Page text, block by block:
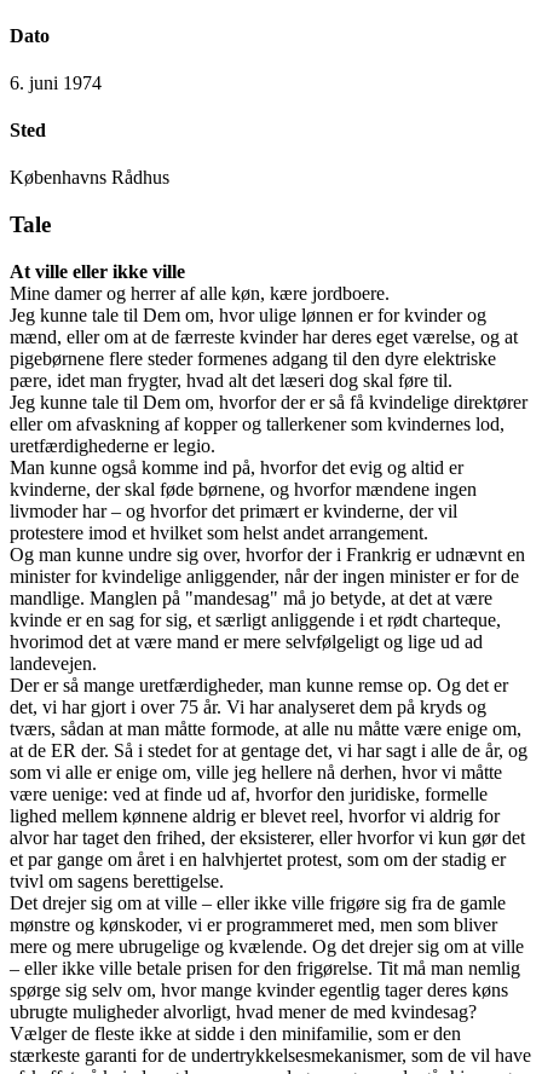
Dato
6. juni 1974
Sted
Københavns Rådhus
Tale
At ville eller ikke ville
Mine damer og herrer af alle køn, kære jordboere.
Jeg kunne tale til Dem om, hvor ulige lønnen er for kvinder og
mænd, eller om at de færreste kvinder har deres eget værelse, og at
pigebørnene flere steder formenes adgang til den dyre elektriske
pære, idet man frygter, hvad alt det læseri dog skal føre til.
Jeg kunne tale til Dem om, hvorfor der er så få kvindelige direktører
eller om afvaskning af kopper og tallerkener som kvindernes lod,
uretfærdighederne er legio.
Man kunne også komme ind på, hvorfor det evig og altid er
kvinderne, der skal føde børnene, og hvorfor mændene ingen
livmoder har – og hvorfor det primært er kvinderne, der vil
protestere imod et hvilket som helst andet arrangement.
Og man kunne undre sig over, hvorfor der i Frankrig er udnævnt en
minister for kvindelige anliggender, når der ingen minister er for de
mandlige. Manglen på "mandesag" må jo betyde, at det at være
kvinde er en sag for sig, et særligt anliggende i et rødt charteque,
hvorimod det at være mand er mere selvfølgeligt og lige ud ad
landevejen.
Der er så mange uretfærdigheder, man kunne remse op. Og det er
det, vi har gjort i over 75 år. Vi har analyseret dem på kryds og
tværs, sådan at man måtte formode, at alle nu måtte være enige om,
at de ER der. Så i stedet for at gentage det, vi har sagt i alle de år, og
som vi alle er enige om, ville jeg hellere nå derhen, hvor vi måtte
være uenige: ved at finde ud af, hvorfor den juridiske, formelle
lighed mellem kønnene aldrig er blevet reel, hvorfor vi aldrig for
alvor har taget den frihed, der eksisterer, eller hvorfor vi kun gør det
et par gange om året i en halvhjertet protest, som om der stadig er
tvivl om sagens berettigelse.
Det drejer sig om at ville – eller ikke ville frigøre sig fra de gamle
mønstre og kønskoder, vi er programmeret med, men som bliver
mere og mere ubrugelige og kvælende. Og det drejer sig om at ville
– eller ikke ville betale prisen for den frigørelse. Tit må man nemlig
spørge sig selv om, hvor mange kvinder egentlig tager deres køns
ubrugte muligheder alvorligt, hvad mener de med kvindesag?
Vælger de fleste ikke at sidde i den minifamilie, som er den
stærkeste garanti for de undertrykkelsesmekanismer, som de vil have